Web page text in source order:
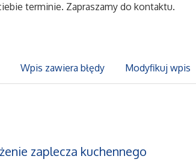
terminie. Zapraszamy do kontaktu.
Wpis zawiera błędy Modyfikuj wpis
zaplecza kuchennego